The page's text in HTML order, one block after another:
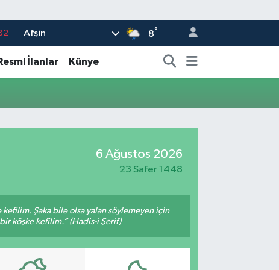
Afşin 8°
İlanlar Künye
6 Ağustos 2026
23 Safer 1448
kefilim. Şaka bile olsa yalan söylemeyen için
köşke kefilim.” (Hadis-i Şerif)